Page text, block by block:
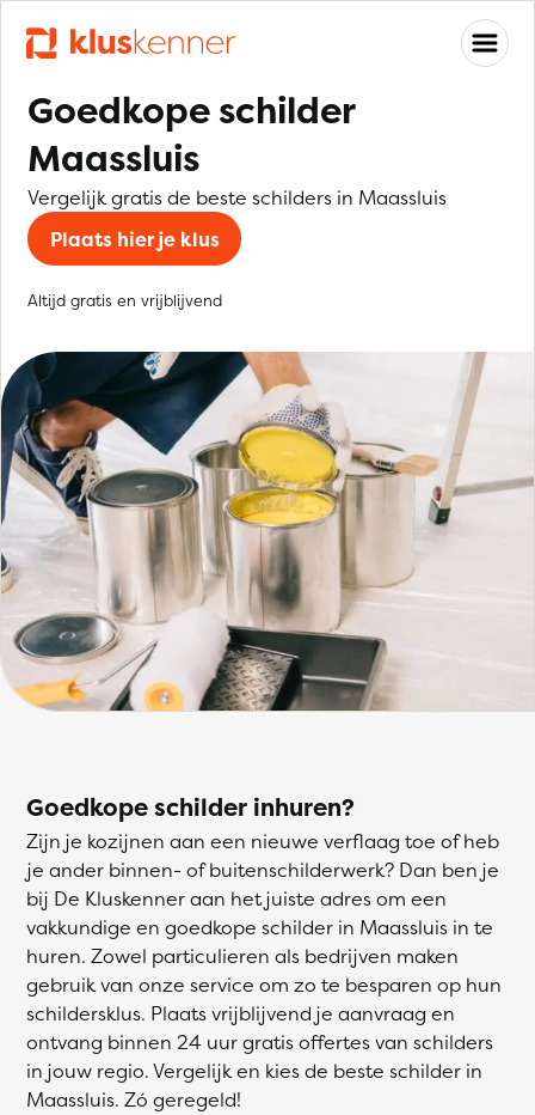
Goedkope schilder
Maassluis
Vergelijk gratis de beste schilders in Maassluis
Plaats hier je klus
Altijd gratis en vrijblijvend
Goedkope schilder inhuren?
Zijn je kozijnen aan een nieuwe verflaag toe of heb
je ander binnen- of buitenschilderwerk? Dan ben je
bij De Kluskenner aan het juiste adres om een
vakkundige en goedkope schilder in Maassluis in te
huren. Zowel particulieren als bedrijven maken
gebruik van onze service om zo te besparen op hun
schildersklus. Plaats vrijblijvend je aanvraag en
ontvang binnen 24 uur gratis offertes van schilders
in jouw regio. Vergelijk en kies de beste schilder in
Maassluis. Zó geregeld!